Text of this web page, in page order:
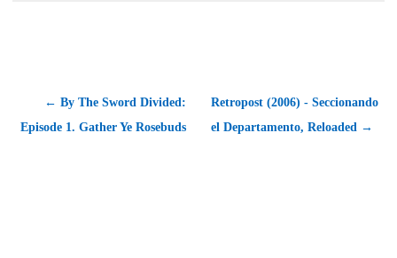
← By The Sword Divided:
Episode 1. Gather Ye Rosebuds
Retropost (2006) - Seccionando
el Departamento, Reloaded →